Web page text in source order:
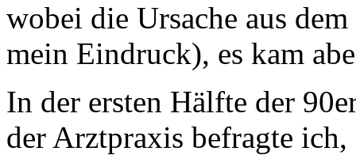
wobei die Ursache aus
mein Eindruck), es kam
In der ersten Hälfte der
der Arztpraxis befragte